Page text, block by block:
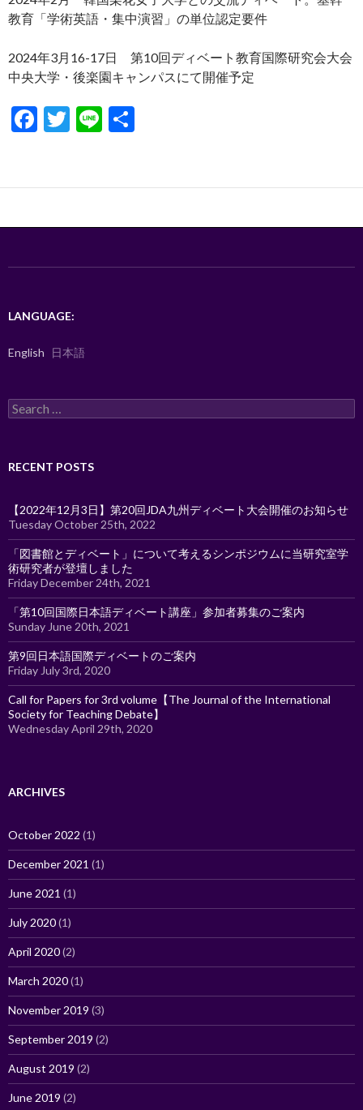
教育「学術英語・集中演習」の単位認定要件
2024年3月16-17日 第10回ディベート教育国際研究会大会
中央大学・後楽園キャンパスにて開催予定
F
b
o
k
T
er
Li
e
LANGUAGE:
English 日本語
Search
for:
RECENT POSTS
【2022年12月3日】第20回JDA九州ディベート大会開催のお知らせ
Tuesday October 25th, 2022
「図書館とディベート」について考えるシンポジウムに当研究室学
術研究者が登壇しました
Friday December 24th, 2021
「第10回国際日本語ディベート講座」参加者募集のご案内
Sunday June 20th, 2021
第9回日本語国際ディベートのご案内
Friday July 3rd, 2020
Call for Papers for 3rd volume【The Journal of the International
Society for Teaching Debate】
Wednesday April 29th, 2020
ARCHIVES
October 2022 (1)
December 2021 (1)
June 2021 (1)
July 2020(1)
April 2020(2)
March 2020(1)
November 2019 (3)
September 2019 (2)
August 2019 (2)
June 2019 (2)